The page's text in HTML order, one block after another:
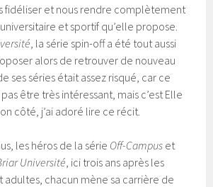
fidéliser et nous rendre complètement
et sportif qu’elle propose.
, la série spin-off a été tout aussi
alors de retrouver de nouveau
ses séries était assez risqué, car ce
être très intéressant, mais c’est Elle
côté, j’ai adoré lire ce récit.
les héros de la série Off-Campus et
Université , ici trois ans après les
adultes, chacun mène sa carrière de